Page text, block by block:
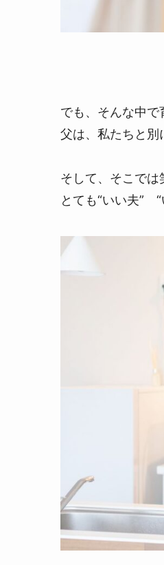
でも、そんな中で
父は、私たちと別
そして、そこでは
とても“いい夫” “